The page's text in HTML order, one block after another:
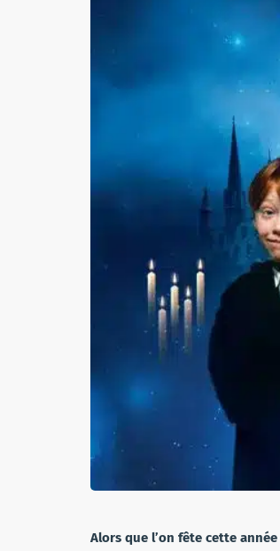
Alors que l’on fête cette